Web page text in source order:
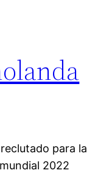
para la
2022